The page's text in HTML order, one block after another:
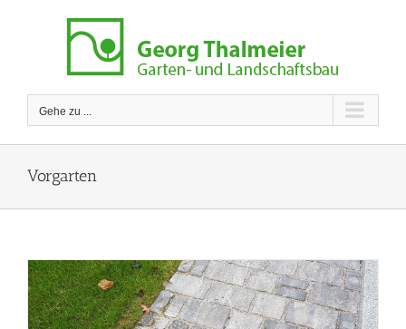
Gehe zu ...
Vorgarten